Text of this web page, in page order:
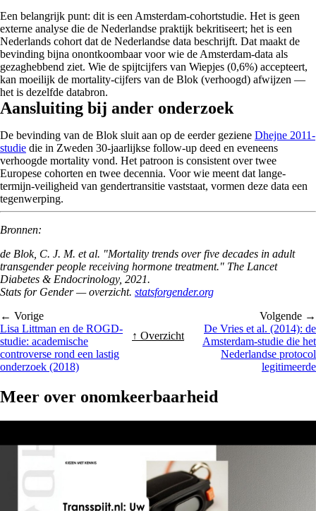
Een belangrijk punt: dit is een Amsterdam-cohortstudie. Het is geen
externe analyse die de Nederlandse praktijk bekritiseert; het is een
Nederlands cohort dat de Nederlandse data beschrijft. Dat maakt de
bevinding bijna onontkoombaar voor wie de Amsterdam-data als
gezaghebbend ziet. Wie de spijtcijfers van Wiepjes (0,6%) accepteert,
kan moeilijk de mortality-cijfers van de Blok (verhoogd) afwijzen —
het is dezelfde data­bron.
Aansluiting bij ander onderzoek
De bevinding van de Blok sluit aan op de eerder geziene Dhejne 2011-
studie die in Zweden 30-jaarlijkse follow-up deed en eveneens
verhoogde mortality vond. Het patroon is consistent over twee
Europese cohorten en twee decennia. Voor wie meent dat lange-
termijn-veiligheid van gendertransitie vaststaat, vormen deze data een
tegenwerping.
Bronnen:
de Blok, C. J. M. et al. "Mortality trends over five decades in adult
transgender people receiving hormone treatment." The Lancet
Diabetes & Endocrinology, 2021.
Stats for Gender — overzicht. statsforgender.org
← Vorige
Lisa Littman en de ROGD-
studie: academische
controverse rond een lastig
onderzoek (2018)
↑ Overzicht
Volgende →
De Vries et al. (2014): de
Amsterdam-studie die het
Nederlandse protocol
legitimeerde
Meer over onomkeerbaarheid